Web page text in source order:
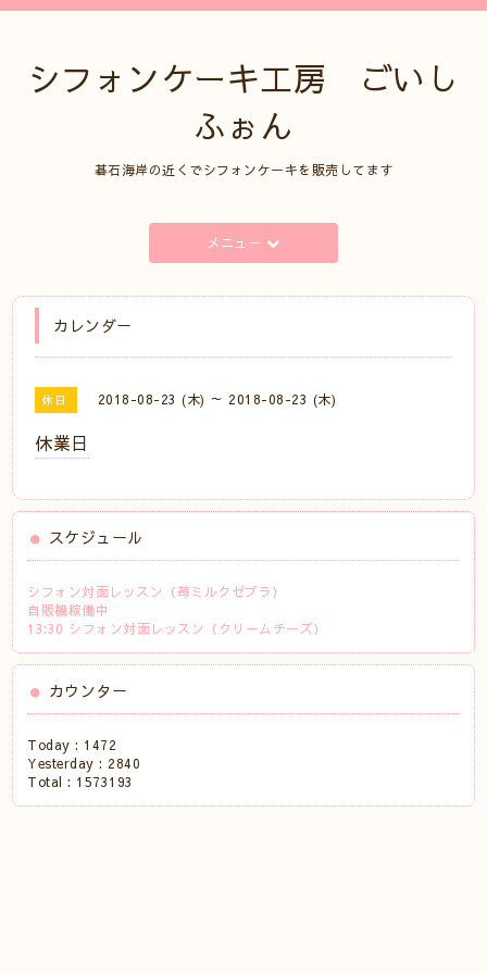
シフォンケーキ工房 ごいし
ふぉん
碁石海岸の近くでシフォンケーキを販売してます
メニュー
カレンダー
休日 2018-08-23 (木) ～ 2018-08-23 (木)
休業日
スケジュール
シフォン対面レッスン（苺ミルクゼブラ）
自販機稼働中
13:30 シフォン対面レッスン（クリームチーズ）
カウンター
Today : 1472
Yesterday : 2840
Total : 1573193